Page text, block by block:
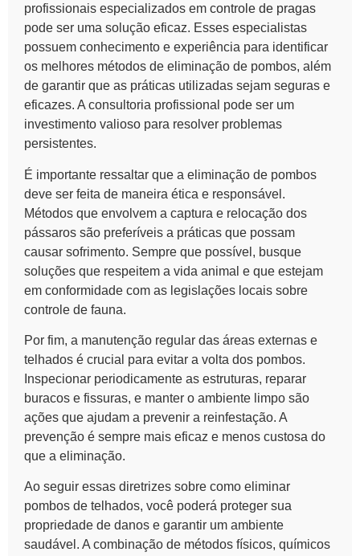
profissionais especializados em controle de pragas
pode ser uma solução eficaz. Esses especialistas
possuem conhecimento e experiência para identificar
os melhores métodos de eliminação de pombos, além
de garantir que as práticas utilizadas sejam seguras e
eficazes. A consultoria profissional pode ser um
investimento valioso para resolver problemas
persistentes.
É importante ressaltar que a eliminação de pombos
deve ser feita de maneira ética e responsável.
Métodos que envolvem a captura e relocação dos
pássaros são preferíveis a práticas que possam
causar sofrimento. Sempre que possível, busque
soluções que respeitem a vida animal e que estejam
em conformidade com as legislações locais sobre
controle de fauna.
Por fim, a manutenção regular das áreas externas e
telhados é crucial para evitar a volta dos pombos.
Inspecionar periodicamente as estruturas, reparar
buracos e fissuras, e manter o ambiente limpo são
ações que ajudam a prevenir a reinfestação. A
prevenção é sempre mais eficaz e menos custosa do
que a eliminação.
Ao seguir essas diretrizes sobre como eliminar
pombos de telhados, você poderá proteger sua
propriedade de danos e garantir um ambiente
saudável. A combinação de métodos físicos, químicos